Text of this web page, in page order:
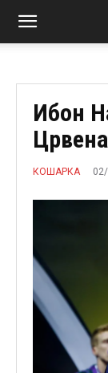
Ибон
КОШАРКА